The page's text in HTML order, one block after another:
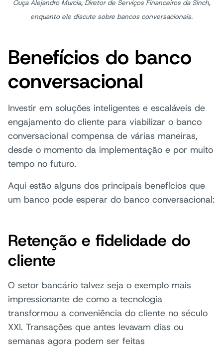
Ouça Alejandro Murcia, Diretor de Serviços Financeiros da Sinch,
enquanto ele discute sobre bancos conversacionais.
Benefícios do banco
conversacional
Investir em soluções inteligentes e escaláveis de
engajamento do cliente para viabilizar o banco
conversacional compensa de várias maneiras,
desde o momento da implementação e por muito
tempo no futuro.
Aqui estão alguns dos principais benefícios que
um banco pode esperar do banco conversacional:
Retenção e fidelidade do
cliente
O setor bancário talvez seja o exemplo mais
impressionante de como a tecnologia
transformou a conveniência do cliente no século
XXI. Transações que antes levavam dias ou
semanas agora podem ser feitas